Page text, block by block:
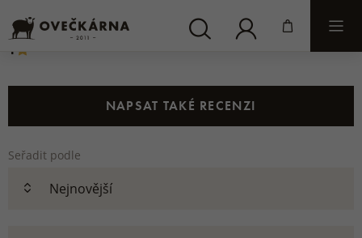
1
NAPSAT TAKÉ RECENZI
Seřadit podle